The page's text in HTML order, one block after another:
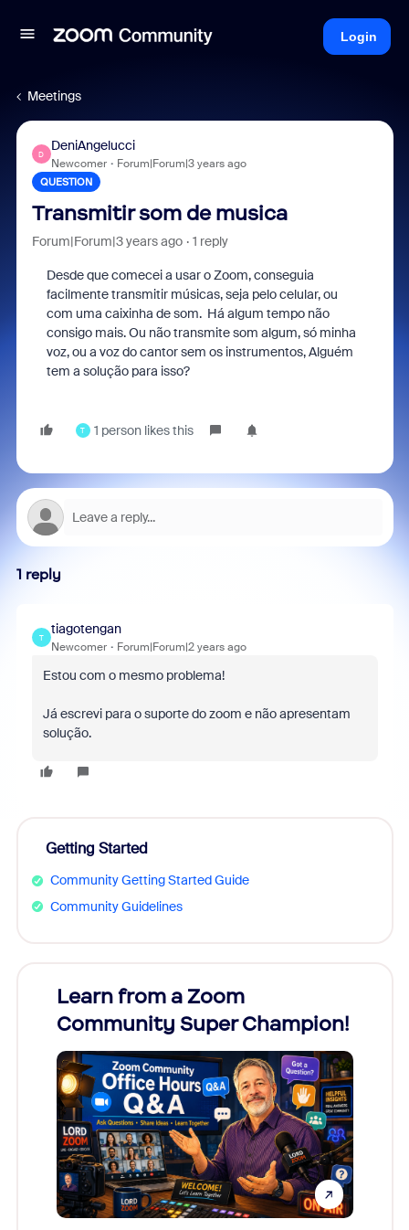
Login
Meetings
D
DeniAngelucci
Newcomer Forum|Forum|3 years ago
QUESTION
Transmitir som de musica
Forum|Forum|3 years ago 1 reply
Desde que comecei a usar o Zoom, conseguia
facilmente transmitir músicas, seja pelo celular, ou
com uma caixinha de som. Há algum tempo não
consigo mais. Ou não transmite som algum, só minha
voz, ou a voz do cantor sem os instrumentos, Alguém
tem a solução para isso?
T 1 person likes this
1 reply
T
tiagotengan
Newcomer Forum|Forum|2 years ago
Estou com o mesmo problema!
Já escrevi para o suporte do zoom e não apresentam
solução.
Getting Started
Community Getting Started Guide
Community Guidelines
Learn from a Zoom
Community Super Champion!